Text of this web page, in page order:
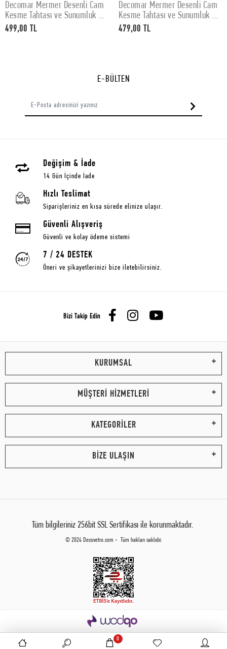
SEPETE EKLE
Decomar Mermer Desenli Cam
Kesme Tahtası ve Sunumluk 30
x 40 cm
499,00 TL
SEPETE EKLE
Decomar Mermer Desenli Cam
Kesme Tahtası ve Sunumluk 25
x 35 cm
479,00 TL
E-BÜLTEN
Değişim & İade
14 Gün İçinde İade
Hızlı Teslimat
Siparişleriniz en kısa sürede elinize ulaşır.
Güvenli Alışveriş
Güvenli ve kolay ödeme sistemi
7 / 24 DESTEK
Öneri ve şikayetlerinizi bize iletebilirsiniz.
Bizi Takip Edin
KURUMSAL
MÜŞTERİ HİZMETLERİ
KATEGORİLER
BİZE ULAŞIN
Tüm bilgileriniz 256bit SSL Sertifikası ile korunmaktadır.
© 2024 Decovetro.com - Tüm hakları saklıdır.
0